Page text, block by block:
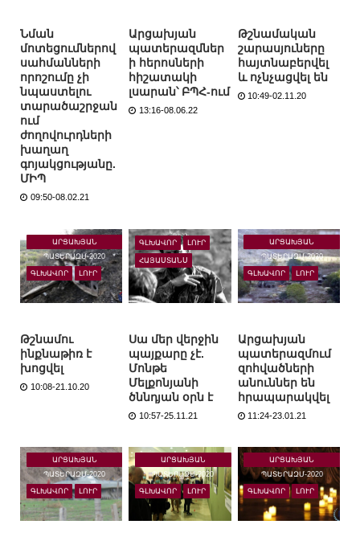
Նման
մոտեցումներով
սահմանների
որոշումը չի
նպաստելու
տարածաշրջան
ում
ժողովուրդների
խաղաղ
գոյակցությանը.
ՄԻՊ
09:50-08.02.21
Արցախյան
պատերազմներ
ի հերոսների
հիշատակի
լսարան՝ ԲՊՀ-ում
13:16-08.06.22
Թշնամական
շարասյուները
հայտնաբերվել
և ոչնչացվել են
10:49-02.11.20
ԱՐՑԱԽՅԱՆ
ՊԱՏԵՐԱԶՄ-2020
ԳԼԽԱՎՈՐ ԼՈՒՐ
Թշնամու
ինքնաթիռ է
խոցվել
10:08-21.10.20
ԳԼԽԱՎՈՐ ԼՈՒՐ
ՀԱՅԱՍՏԱՆՍ
Սա մեր վերջին
պայքարը չէ.
Մոնթե
Մելքոնյանի
ծննդյան օրն է
10:57-25.11.21
ԱՐՑԱԽՅԱՆ
ՊԱՏԵՐԱԶՄ-2020
ԳԼԽԱՎՈՐ ԼՈՒՐ
Արցախյան
պատերազմում
զոհվածների
անուններ են
հրապարակվել
11:24-23.01.21
ԱՐՑԱԽՅԱՆ
ՊԱՏԵՐԱԶՄ-2020
ԳԼԽԱՎՈՐ ԼՈՒՐ
ԱՐՑԱԽՅԱՆ
ՊԱՏԵՐԱԶՄ-2020
ԳԼԽԱՎՈՐ ԼՈՒՐ
ԱՐՑԱԽՅԱՆ
ՊԱՏԵՐԱԶՄ-2020
ԳԼԽԱՎՈՐ ԼՈՒՐ